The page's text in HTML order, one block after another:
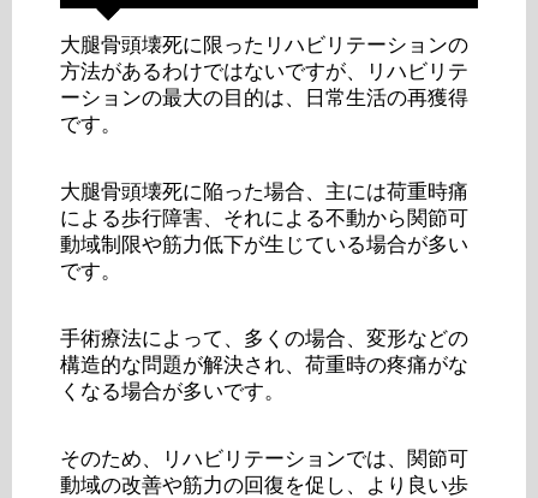
大腿骨頭壊死に限ったリハビリテーションの
方法があるわけではないですが、リハビリテ
ーションの最大の目的は、日常生活の再獲得
です。
大腿骨頭壊死に陥った場合、主には荷重時痛
による歩行障害、それによる不動から関節可
動域制限や筋力低下が生じている場合が多い
です。
手術療法によって、多くの場合、変形などの
構造的な問題が解決され、荷重時の疼痛がな
くなる場合が多いです。
そのため、リハビリテーションでは、関節可
動域の改善や筋力の回復を促し、より良い歩